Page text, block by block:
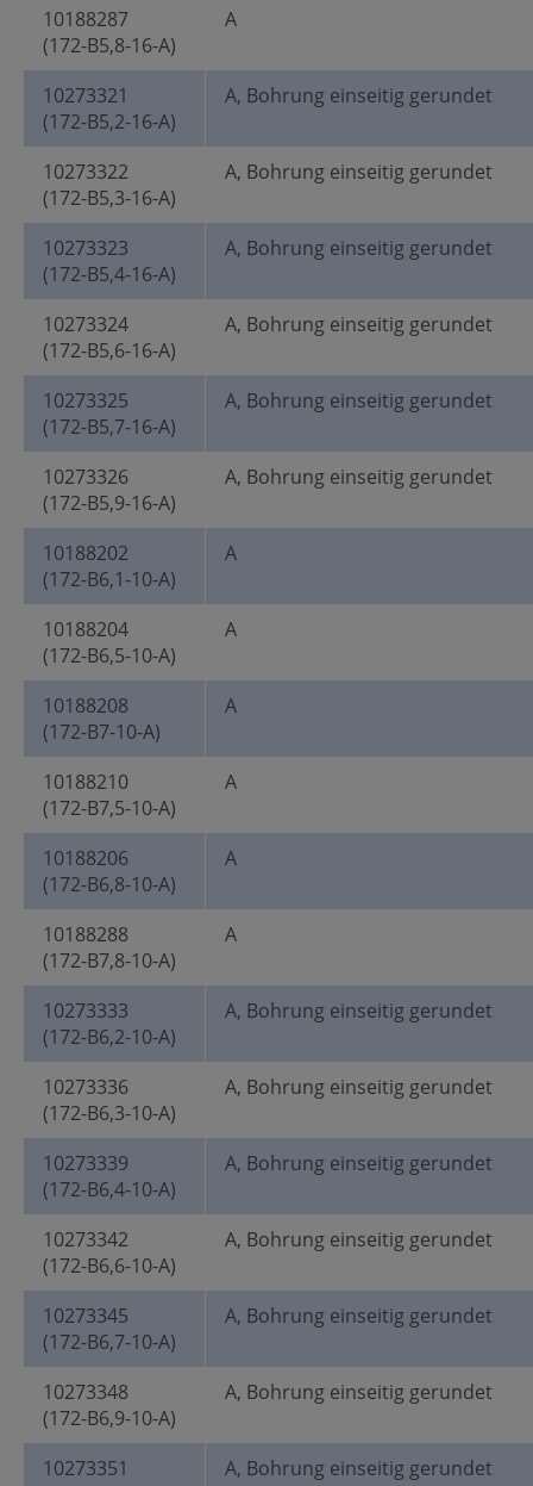
10188287
(172-B5,8-16-A)
A
10273321
(172-B5,2-16-A)
A, Bohrung einseitig gerundet
10273322
(172-B5,3-16-A)
A, Bohrung einseitig gerundet
10273323
(172-B5,4-16-A)
A, Bohrung einseitig gerundet
10273324
(172-B5,6-16-A)
A, Bohrung einseitig gerundet
10273325
(172-B5,7-16-A)
A, Bohrung einseitig gerundet
10273326
(172-B5,9-16-A)
A, Bohrung einseitig gerundet
10188202
(172-B6,1-10-A)
A
10188204
(172-B6,5-10-A)
A
10188208
(172-B7-10-A)
A
10188210
(172-B7,5-10-A)
A
10188206
(172-B6,8-10-A)
A
10188288
(172-B7,8-10-A)
A
10273333
(172-B6,2-10-A)
A, Bohrung einseitig gerundet
10273336
(172-B6,3-10-A)
A, Bohrung einseitig gerundet
10273339
(172-B6,4-10-A)
A, Bohrung einseitig gerundet
10273342
(172-B6,6-10-A)
A, Bohrung einseitig gerundet
10273345
(172-B6,7-10-A)
A, Bohrung einseitig gerundet
10273348
(172-B6,9-10-A)
A, Bohrung einseitig gerundet
10273351
A, Bohrung einseitig gerundet